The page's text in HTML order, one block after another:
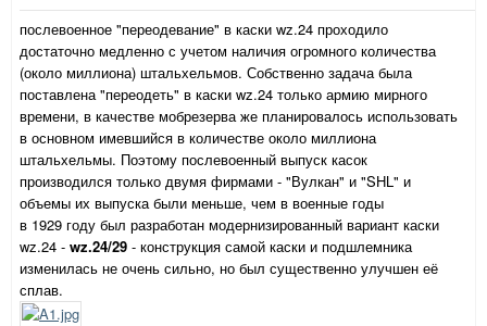
послевоенное "переодевание" в каски wz.24 проходило
достаточно медленно с учетом наличия огромного количества
(около миллиона) штальхельмов. Собственно задача была
поставлена "переодеть" в каски wz.24 только армию мирного
времени, в качестве мобрезерва же планировалось использовать
в основном имевшийся в количестве около миллиона
штальхельмы. Поэтому послевоенный выпуск касок
производился только двумя фирмами - "Вулкан" и "SHL" и
объемы их выпуска были меньше, чем в военные годы
в 1929 году был разработан модернизированный вариант каски
wz.24 - wz.24/29 - конструкция самой каски и подшлемника
изменилась не очень сильно, но был существенно улучшен её
сплав.